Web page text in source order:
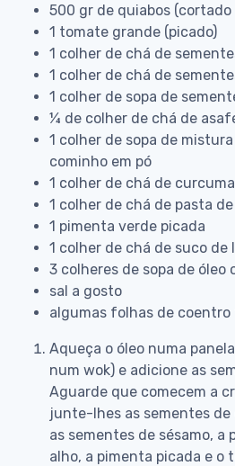
500 gr de quiabos
1 tomate grande (picado)
1 colher de chá de
1 colher de chá de
1 colher de sopa de
¼ de colher de chá de
1 colher de sopa de
cominho em pó
1 colher de chá de curcuma
1 colher de chá de pasta
1 pimenta verde picada
1 colher de chá de suco de
3 colheres de sopa de óleo
sal a gosto
algumas folhas de
Aqueça o óleo numa
num wok) e adicione as
Aguarde que comecem a
junte-lhes as sementes
as sementes de sésamo, a
alho, a pimenta picada e o